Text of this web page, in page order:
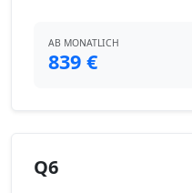
AB MONATLICH
839 €
Q6